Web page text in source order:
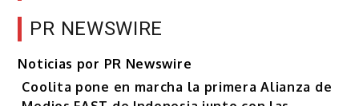
PR NEWSWIRE
Noticias por PR Newswire
Coolita pone en marcha la primera Alianza de